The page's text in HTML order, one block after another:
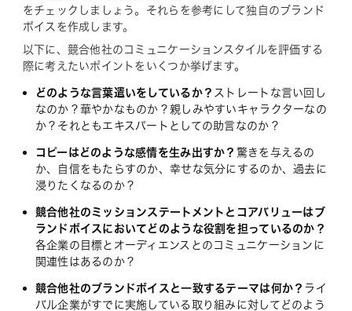
をチェックしましょう。それらを参考にして独自のブランド
ボイスを作成します。
以下に、競合他社のコミュニケーションスタイルを評価する
際に考えたいポイントをいくつか挙げます。
どのような言葉遣いをしているか？ ストレートな言い回し
なのか？華やかなものか？親しみやすいキャラクターなの
か？それともエキスパートとしての助言なのか？
コピーはどのような感情を生み出すか？ 驚きを与えるの
か、自信をもたらすのか、幸せな気分にするのか、過去に
浸りたくなるのか？
競合他社のミッションステートメントとコアバリューはブ
ランドボイスにおいてどのような役割を担っているのか？
各企業の目標とオーディエンスとのコミュニケーションに
関連性はあるのか？
競合他社のブランドボイスと一致するテーマは何か？ ライ
バル企業がすでに実施している取り組みに対してどのよう